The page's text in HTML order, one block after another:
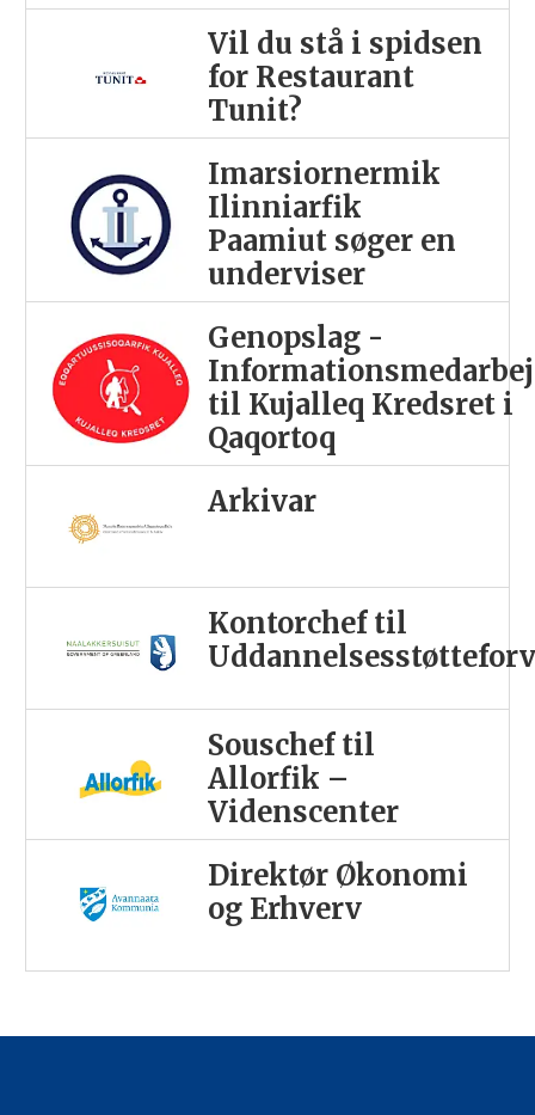
Vil du stå i spidsen
for Restaurant
Tunit?
Imarsiornermik
Ilinniarfik
Paamiut søger en
underviser
Genopslag -
til Kujalleq Kredsret i
Qaqortoq
Arkivar
Kontorchef til
Souschef til
Allorfik –
Videnscenter
Direktør Økonomi
og Erhverv